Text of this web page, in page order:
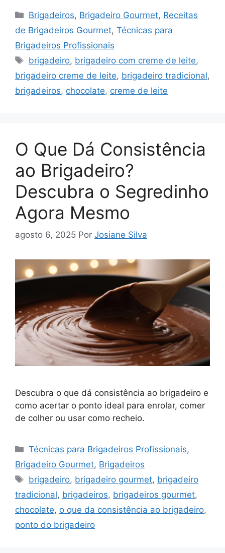
Categorias
Brigadeiros, Brigadeiro Gourmet, Receitas
de Brigadeiros Gourmet, Técnicas para
Brigadeiros Profissionais
Tags
brigadeiro, brigadeiro com creme de leite,
brigadeiro creme de leite, brigadeiro tradicional,
brigadeiros, chocolate, creme de leite
O Que Dá Consistência
ao Brigadeiro?
Descubra o Segredinho
Agora Mesmo
agosto 6, 2025 Por Josiane Silva
Descubra o que dá consistência ao brigadeiro e
como acertar o ponto ideal para enrolar, comer
de colher ou usar como recheio.
Categorias
Técnicas para Brigadeiros Profissionais,
Brigadeiro Gourmet, Brigadeiros
Tags
brigadeiro, brigadeiro gourmet, brigadeiro
tradicional, brigadeiros, brigadeiros gourmet,
chocolate, o que da consistência ao brigadeiro,
ponto do brigadeiro